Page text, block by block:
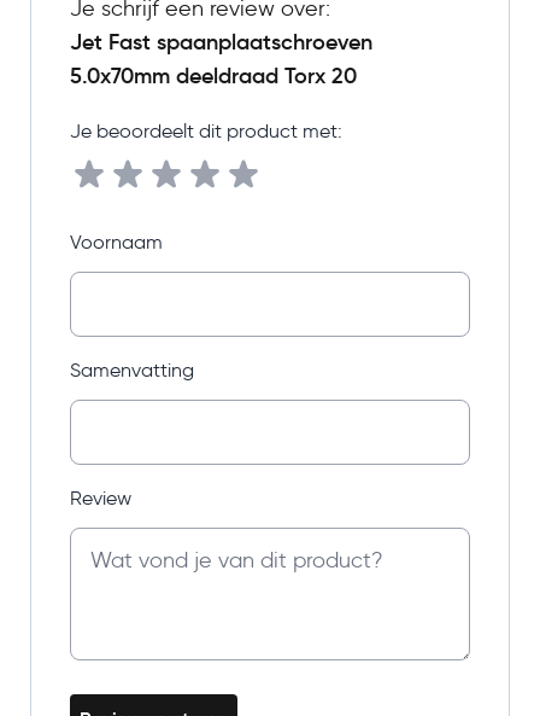
Je schrijf een review over:
Jet Fast spaanplaatschroeven
5.0x70mm deeldraad Torx 20
Je beoordeelt dit product met:
Voornaam
Samenvatting
Review